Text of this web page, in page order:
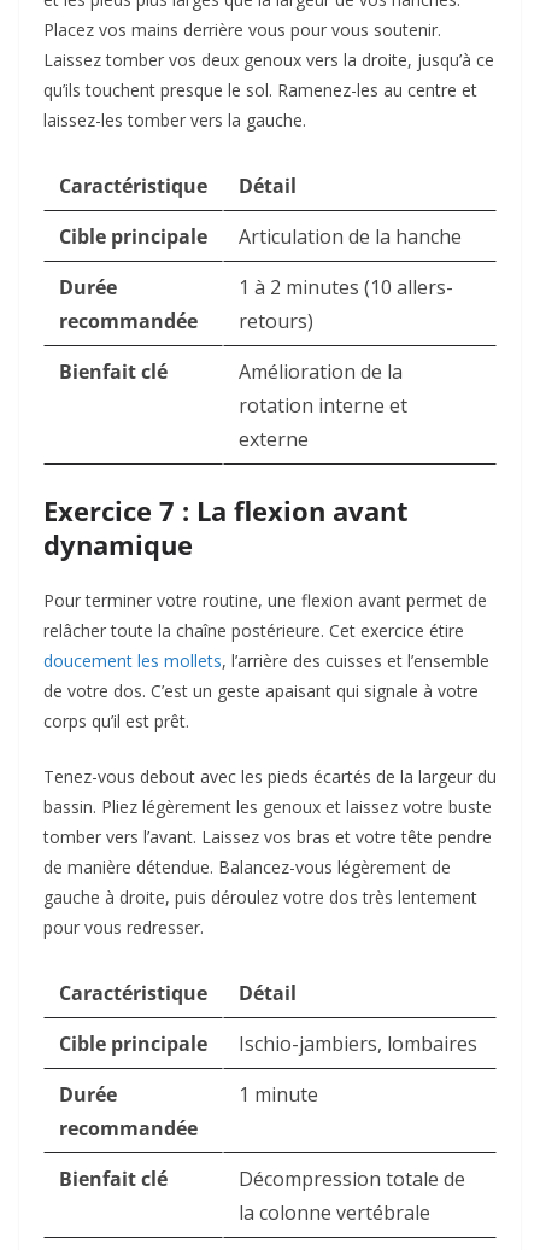
Placez vos mains derrière vous pour vous soutenir.
Laissez tomber vos deux genoux vers la droite, jusqu’à ce
qu’ils touchent presque le sol. Ramenez-les au centre et
laissez-les tomber vers la gauche.
Caractéristique
Détail
Cible principale
Articulation de la hanche
Durée
recommandée
1 à 2 minutes (10 allers-
retours)
Bienfait clé
Amélioration de la
rotation interne et
externe
Exercice 7 : La flexion avant
dynamique
Pour terminer votre routine, une flexion avant permet de
relâcher toute la chaîne postérieure. Cet exercice étire
doucement les mollets, l’arrière des cuisses et l’ensemble
de votre dos. C’est un geste apaisant qui signale à votre
corps qu’il est prêt.
Tenez-vous debout avec les pieds écartés de la largeur du
bassin. Pliez légèrement les genoux et laissez votre buste
tomber vers l’avant. Laissez vos bras et votre tête pendre
de manière détendue. Balancez-vous légèrement de
gauche à droite, puis déroulez votre dos très lentement
pour vous redresser.
Caractéristique
Détail
Cible principale
Ischio-jambiers, lombaires
Durée
recommandée
1 minute
Bienfait clé
Décompression totale de
la colonne vertébrale